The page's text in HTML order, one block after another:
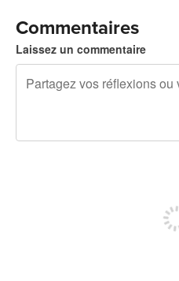
Commentaires
Laissez un commentaire